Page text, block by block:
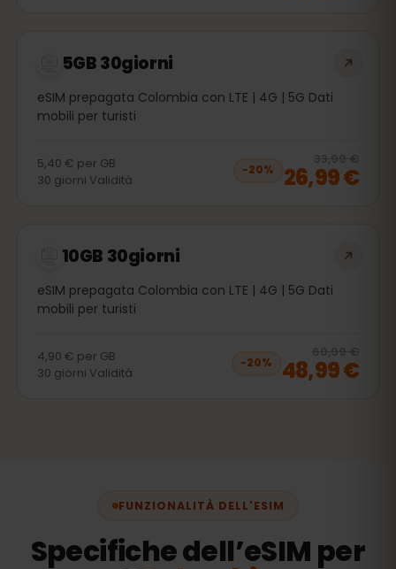
5GB 30giorni
eSIM prepagata Colombia con LTE | 4G | 5G Dati
mobili per turisti
5,40 € per GB
30 giorni Validità
−20%
33,99 €
26,99 €
10GB 30giorni
eSIM prepagata Colombia con LTE | 4G | 5G Dati
mobili per turisti
4,90 € per GB
30 giorni Validità
−20%
60,99 €
48,99 €
FUNZIONALITÀ DELL'ESIM
Specifiche dell’eSIM per